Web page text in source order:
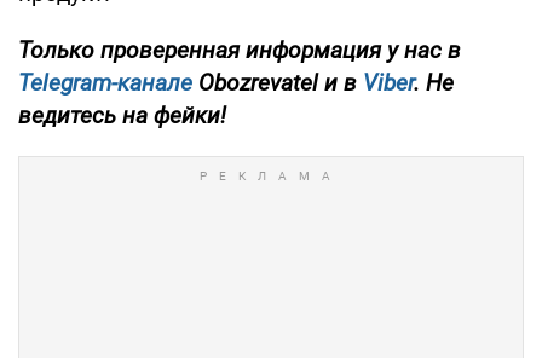
Только проверенная информация у нас в
Telegram-канале Obozrevatel и в Viber. Не
ведитесь на фейки!